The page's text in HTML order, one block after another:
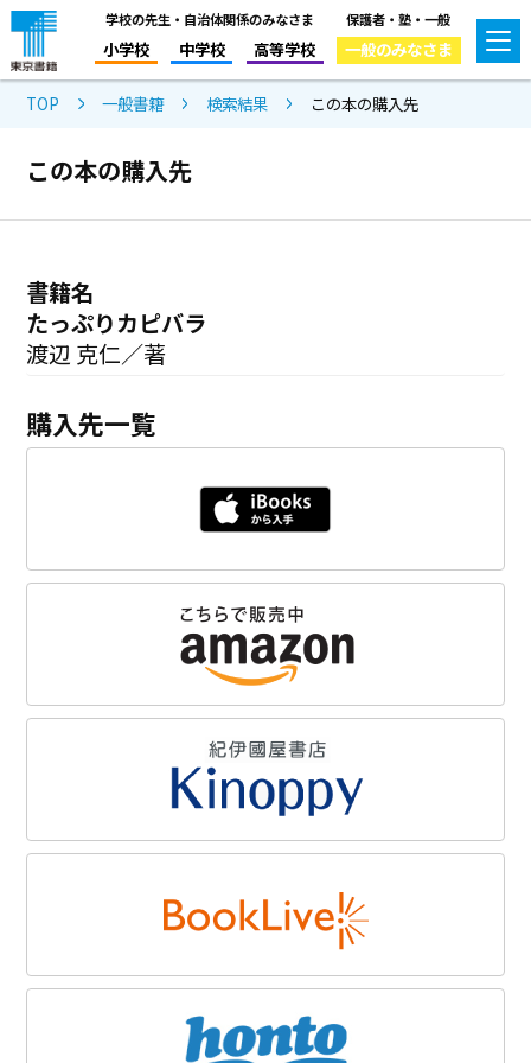
学校の先生・自治体関係のみなさま
小学校 中学校 高等学校
保護者・塾・一般
一般のみなさま
TOP 一般書籍 検索結果 この本の購入先
この本の購入先
書籍名
たっぷりカピバラ
渡辺 克仁／著
購入先一覧